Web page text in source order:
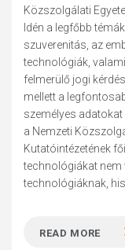
Közszolgálati
Idén a legfőbb
szuverenitás, az
technológiák,
felmerülő jogi
mellett a
személyes
a Nemzeti
Kutatóintézetének
technológiákat nem
technológiáknak,
READ MORE